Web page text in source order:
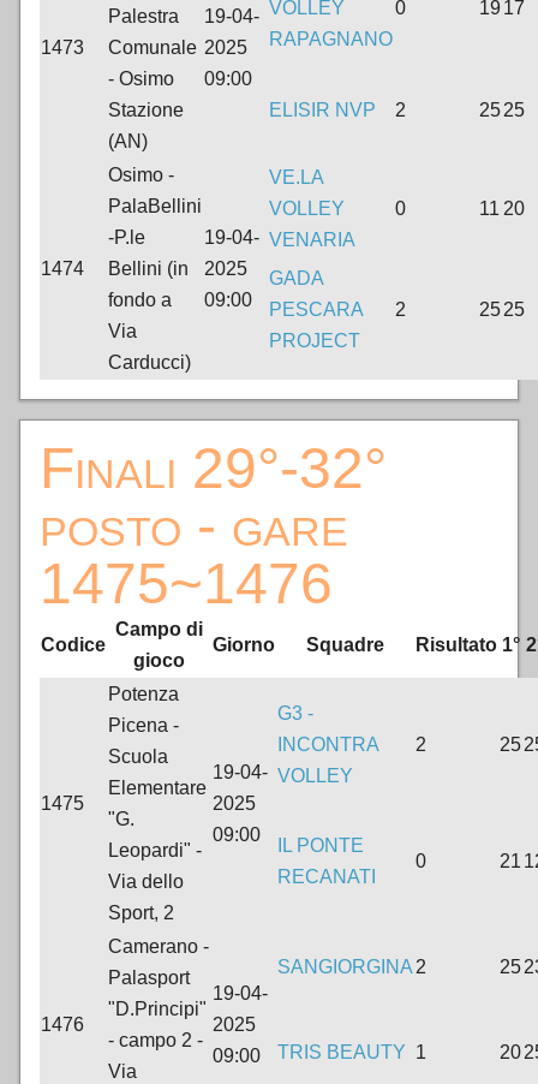
1473
Palestra
Comunale
- Osimo
Stazione
(AN)
19-04-
2025
09:00
VOLLEY
RAPAGNANO
0 1917
ELISIR NVP 2 2525
1474
Osimo -
PalaBellini
-P.le
Bellini (in
fondo a
Via
Carducci)
19-04-
2025
09:00
VE.LA
VOLLEY
VENARIA
0 11 20
GADA
PESCARA
PROJECT
2 2525
Finali 29°-32°
posto - gare
1475~1476
Codice
Campo di
gioco
Giorno Squadre Risultato 1°
1475
Potenza
Picena -
Scuola
Elementare
"G.
Leopardi" -
Via dello
Sport, 2
19-04-
2025
09:00
G3 -
INCONTRA
VOLLEY
2 25
IL PONTE
RECANATI
0 21
1476
Camerano -
Palasport
"D.Principi"
- campo 2 -
Via
19-04-
2025
09:00
SANGIORGINA 2 25
TRIS BEAUTY 1 20